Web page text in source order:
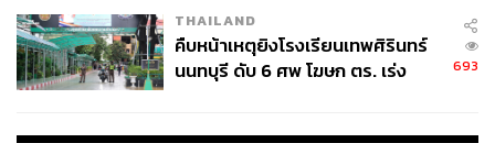
THAILAND
คืบหน้าเหตุยิงโรงเรียนเทพศิรินทร์
นนทบุรี ดับ 6 ศพ โฆษก ตร. เร่ง
693